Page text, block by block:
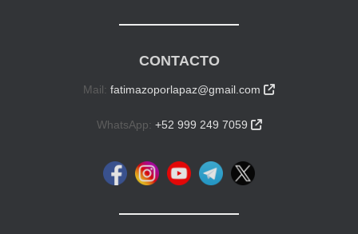
CONTACTO
Mail: fatimazoporlapaz@gmail.com 
WhatsApp: +52 999 249 7059 